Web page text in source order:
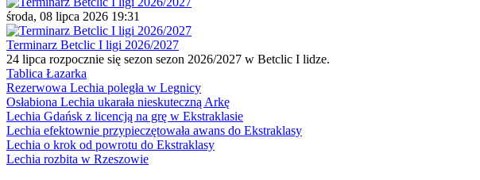
środa, 08 lipca 2026 19:31
Terminarz Betclic I ligi 2026/2027
24 lipca rozpocznie się sezon sezon 2026/2027 w Betclic I lidze.
Tablica Łazarka
Rezerwowa Lechia poległa w Legnicy
Osłabiona Lechia ukarała nieskuteczną Arkę
Lechia Gdańsk z licencją na grę w Ekstraklasie
Lechia efektownie przypieczętowała awans do Ekstraklasy
Lechia o krok od powrotu do Ekstraklasy
Lechia rozbita w Rzeszowie